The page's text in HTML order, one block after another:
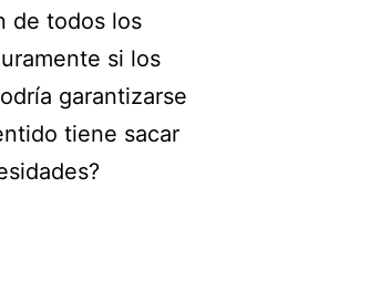
de todos los
si los
garantizarse
tiene sacar